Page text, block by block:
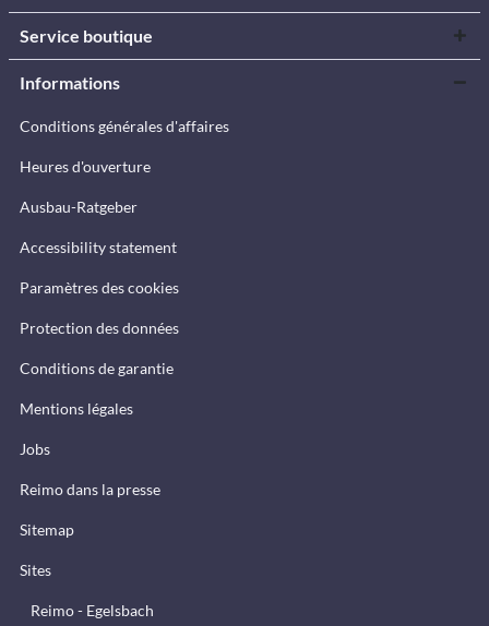
Service boutique
Informations
Conditions générales d'affaires
Heures d'ouverture
Ausbau-Ratgeber
Accessibility statement
Paramètres des cookies
Protection des données
Conditions de garantie
Mentions légales
Jobs
Reimo dans la presse
Sitemap
Sites
Reimo - Egelsbach